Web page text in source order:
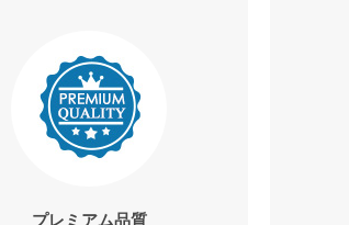
プレミアム品質